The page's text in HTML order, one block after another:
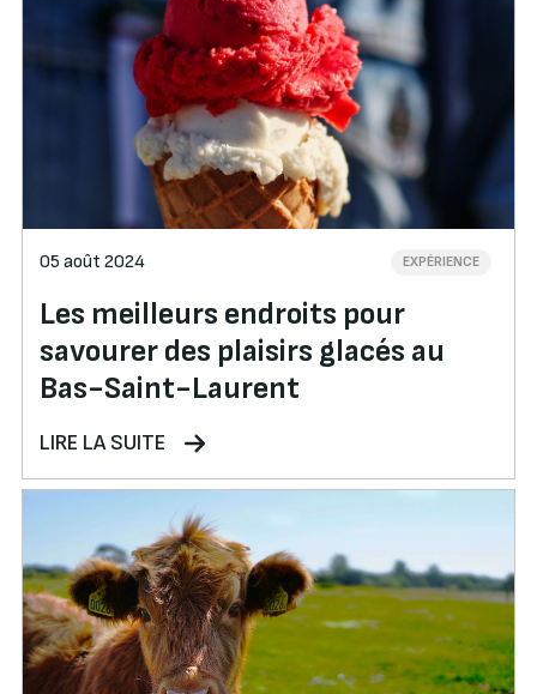
05 août 2024 EXPÉRIENCE
Les meilleurs endroits pour
savourer des plaisirs glacés au
Bas-Saint-Laurent
LIRE LA SUITE